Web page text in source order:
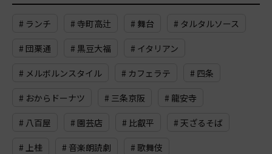
# ランチ # 寺町高辻 # 舞台 # タルタルソース
# 団栗通 # 黒豆大福 # イタリアン
# メルボルンスタイル # カフェラテ # 四条
# おからドーナツ # 三条京阪 # 龍安寺
# 八百屋 # 園芸店 # 比叡平 # 天ざるそば
# 上桂 # 音楽朗読劇 # 歌舞伎